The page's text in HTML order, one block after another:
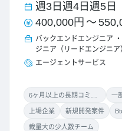
週3日 週4日 週5日
400,000円 ～
バックエンドエンジニア
ジニア（リードエンジニア
エージェントサービス
一
上場企業 新規開発案件
裁量大の少人数チーム